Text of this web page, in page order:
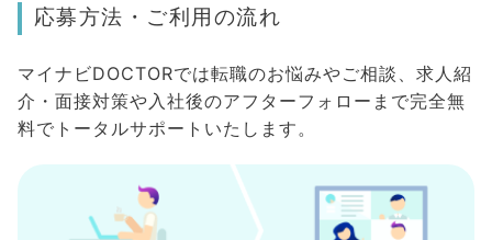
応募方法・ご利用の流れ
マイナビDOCTORでは転職のお悩みやご相談、求人紹
介・面接対策や入社後のアフターフォローまで完全無
料でトータルサポートいたします。